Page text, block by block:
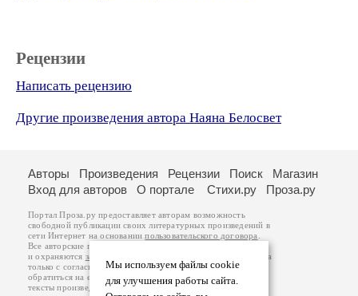
Рецензии
Написать рецензию
Другие произведения автора Наяна Белосвет
Мы используем файлы cookie
для улучшения работы сайта.
Авторы Произведения Рецензии Поиск
Магазин
Вход для авторов
О портале Стихи.ру Проза.ру
Портал Проза.ру предоставляет авторам возможность
свободной публикации своих литературных произведений в
сети Интернет на основаниипользовательского договора
Все авторские права на произведения принадлежат авторам
и охраняются законом
. Перепечатка произведений возможна
только с согласия его автора, к которому вы можете
обратиться на его авторской странице. Ответственность за
тексты произведений авторы несут самостоятельно на